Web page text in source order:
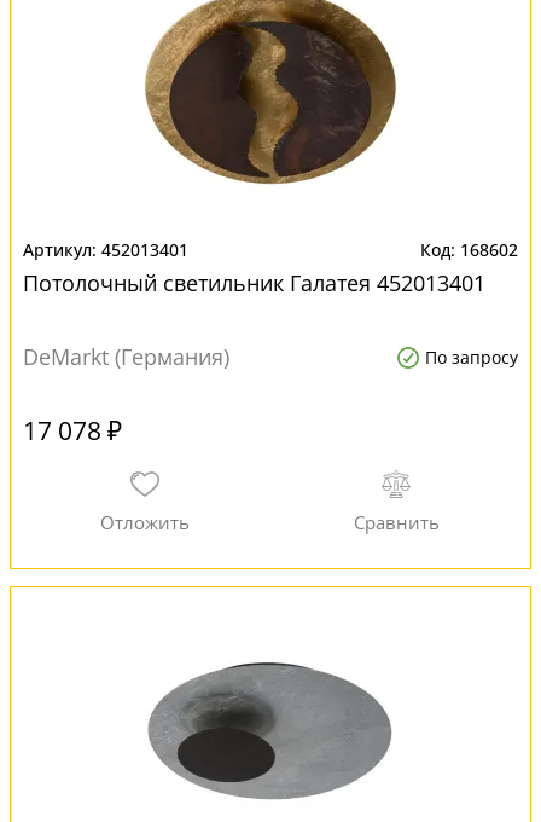
452013401 168602
Потолочный светильник Галатея 452013401
DeMarkt (Германия) По запросу
17 078 ₽